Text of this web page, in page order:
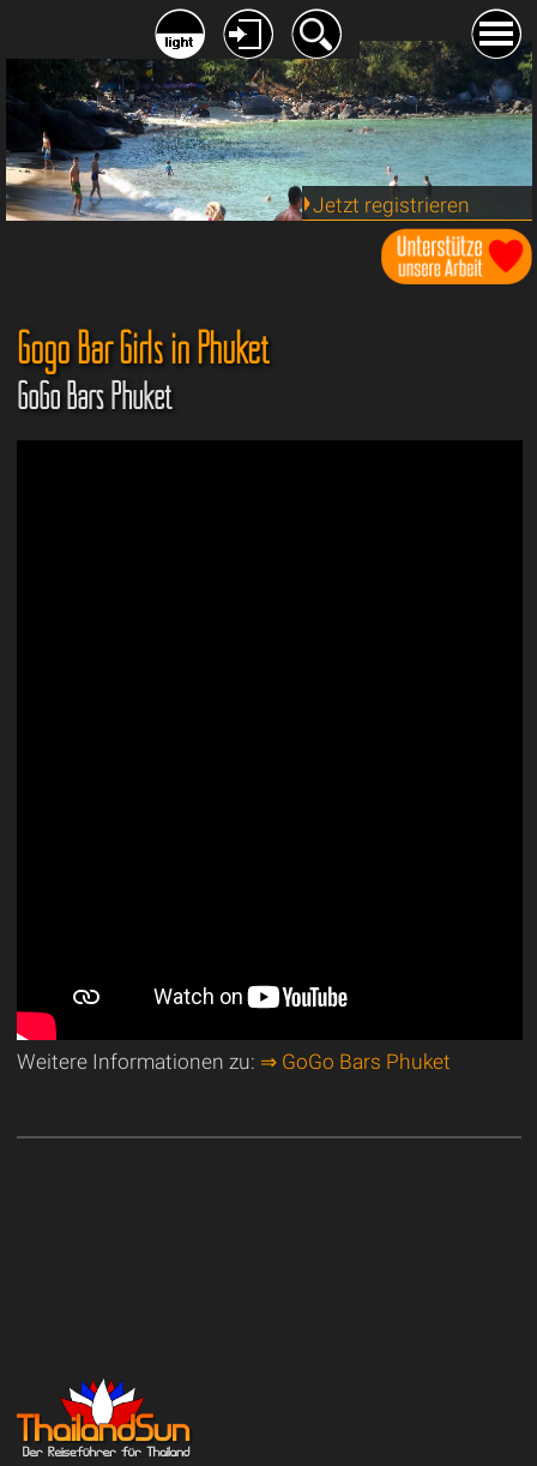
Jetzt registrieren
Gogo Bar Girls in Phuket
GoGo Bars Phuket
Weitere Informationen zu: ⇒ GoGo Bars Phuket